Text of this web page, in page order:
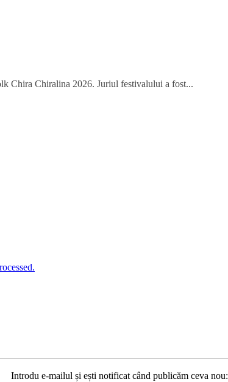
Chira Chiralina 2026. Juriul festivalului a fost...
Introdu e-mailul și ești notificat când publicăm ceva nou: